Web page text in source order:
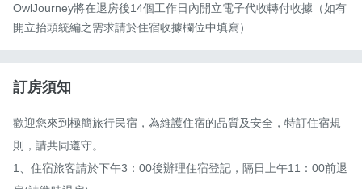
OwlJourney將在退房後14個工作日內開立電子代收轉付收據（如有
開立抬頭統編之需求請於住宿收據欄位中填寫）
訂房須知
歡迎您來到極簡旅行民宿，為維護住宿的品質及安全，特訂住宿規
則，請共同遵守。
1、住宿旅客請於下午3：00後辦理住宿登記，隔日上午11：00前退